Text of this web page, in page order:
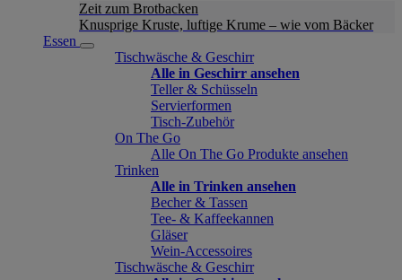
Zeit zum Brotbacken
Knusprige Kruste, luftige Krume – wie vom Bäcker
Essen
Tischwäsche & Geschirr
Alle in Geschirr ansehen
Teller & Schüsseln
Servierformen
Tisch-Zubehör
On The Go
Alle On The Go Produkte ansehen
Trinken
Alle in Trinken ansehen
Becher & Tassen
Tee- & Kaffeekannen
Gläser
Wein-Accessoires
Tischwäsche & Geschirr